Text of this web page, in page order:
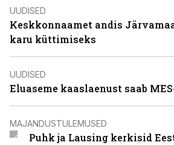
UUDISED
Keskkonnaamet andis
karu küttimiseks
UUDISED
Eluaseme kaaslaenust saab
MAJANDUSTULEMUSED
Puhk ja Lausing kerkisid